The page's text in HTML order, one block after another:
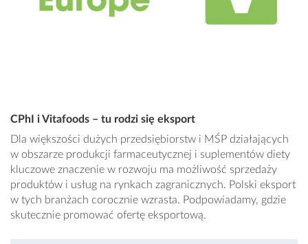
CPhI i Vitafoods – tu rodzi się eksport
Dla większości dużych przedsiębiorstw i MŚP działających
w obszarze produkcji farmaceutycznej i suplementów diety
kluczowe znaczenie w rozwoju ma możliwość sprzedaży
produktów i usług na rynkach zagranicznych. Polski eksport
w tych branżach corocznie wzrasta. Podpowiadamy, gdzie
skutecznie promować ofertę eksportową.